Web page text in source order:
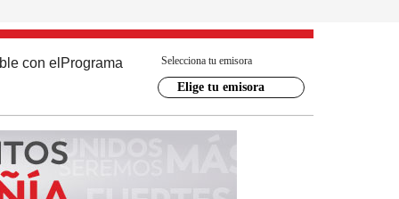
con el Programa Selecciona tu emisora
Elige tu emisora